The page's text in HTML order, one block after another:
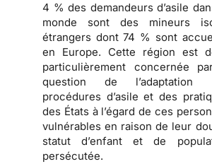
4 % des demandeurs d’asile
monde sont des mineurs
étrangers dont 74 % sont
en Europe. Cette région est
particulièrement concernée
question de l’adaptation
procédures d’asile et des
des États à l’égard de ces
vulnérables en raison de leur
statut d’enfant et de
persécutée.